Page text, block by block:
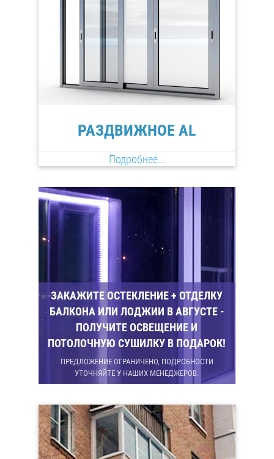
РАЗДВИЖНОЕ AL
Подробнее...
ЗАКАЖИТЕ ОСТЕКЛЕНИЕ + ОТДЕЛКУ
БАЛКОНА ИЛИ ЛОДЖИИ В АВГУСТЕ -
ПОЛУЧИТЕ ОСВЕЩЕНИЕ И
ПОТОЛОЧНУЮ СУШИЛКУ В ПОДАРОК!
ПРЕДЛОЖЕНИЕ ОГРАНИЧЕНО, ПОДРОБНОСТИ
УТОЧНЯЙТЕ У НАШИХ МЕНЕДЖЕРОВ.